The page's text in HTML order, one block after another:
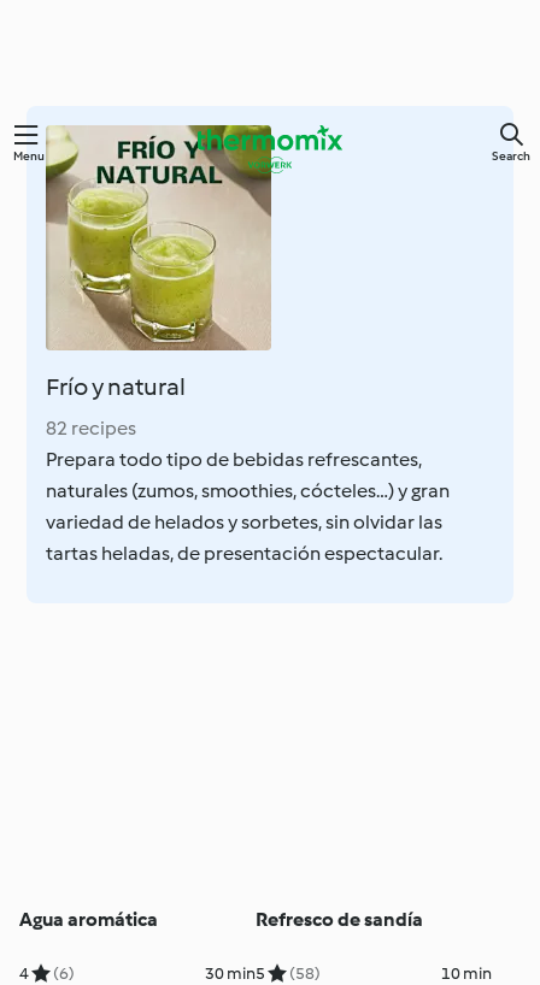
Skip
content
Menu Search
Frío y natural
82 recipes
Prepara todo tipo de bebidas refrescantes,
naturales (zumos, smoothies, cócteles…) y gran
variedad de helados y sorbetes, sin olvidar las
tartas heladas, de presentación espectacular.
Agua aromática
4 (6) 30 min
Refresco de sandía
5 (58) 10 min